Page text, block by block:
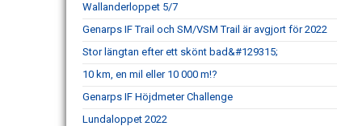
Wallanderloppet 5/7
Genarps IF Trail och SM/VSM Trail är avgjort för 2022
Stor längtan efter ett skönt bad&#129315;
10 km, en mil eller 10 000 m!?
Genarps IF Höjdmeter Challenge
Lundaloppet 2022